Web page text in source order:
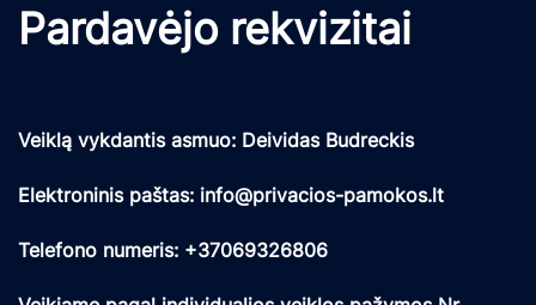
Pardavėjo rekvizitai
Veiklą vykdantis asmuo: Deividas Budreckis
Elektroninis paštas: info@privacios-pamokos.lt
Telefono numeris: +37069326806